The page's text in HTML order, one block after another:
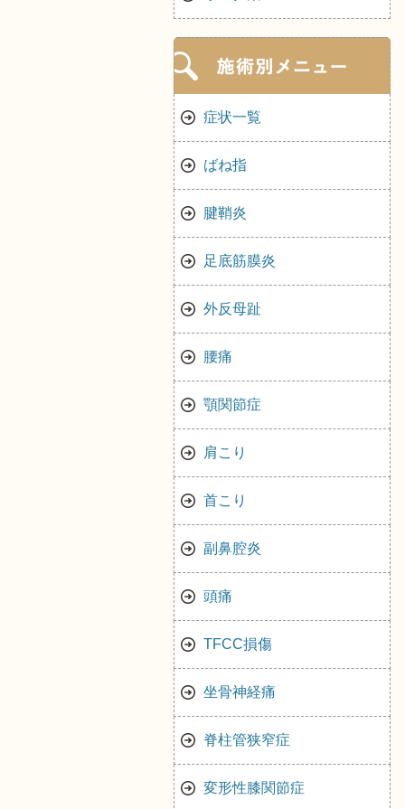
症状一覧
ばね指
腱鞘炎
足底筋膜炎
外反母趾
腰痛
顎関節症
肩こり
首こり
副鼻腔炎
頭痛
TFCC損傷
坐骨神経痛
脊柱管狭窄症
変形性膝関節症